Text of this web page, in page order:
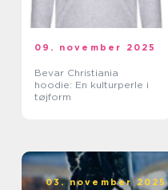
09. november 2025
Bevar Christiania
hoodie: En kulturperle i
tøjform
03. november 2025